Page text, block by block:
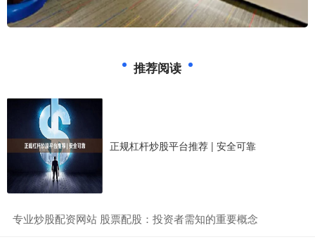
推荐阅读
正规杠杆炒股平台推荐 | 安全可靠
​专业炒股配资网站 股票配股：投资者需知的重要概念